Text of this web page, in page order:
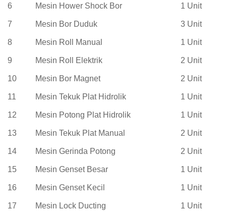
6 Mesin Hower Shock Bor 1 Unit
7 Mesin Bor Duduk 3 Unit
8 Mesin Roll Manual 1 Unit
9 Mesin Roll Elektrik 2 Unit
10 Mesin Bor Magnet 2 Unit
11 Mesin Tekuk Plat Hidrolik 1 Unit
12 Mesin Potong Plat Hidrolik 1 Unit
13 Mesin Tekuk Plat Manual 2 Unit
14 Mesin Gerinda Potong 2 Unit
15 Mesin Genset Besar 1 Unit
16 Mesin Genset Kecil 1 Unit
17 Mesin Lock Ducting 1 Unit